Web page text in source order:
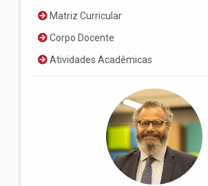
Matriz Curricular
Corpo Docente
Atividades Acadêmicas